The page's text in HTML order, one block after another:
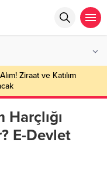
Ziraat ve Katılım
Harçlığı
E-Devlet